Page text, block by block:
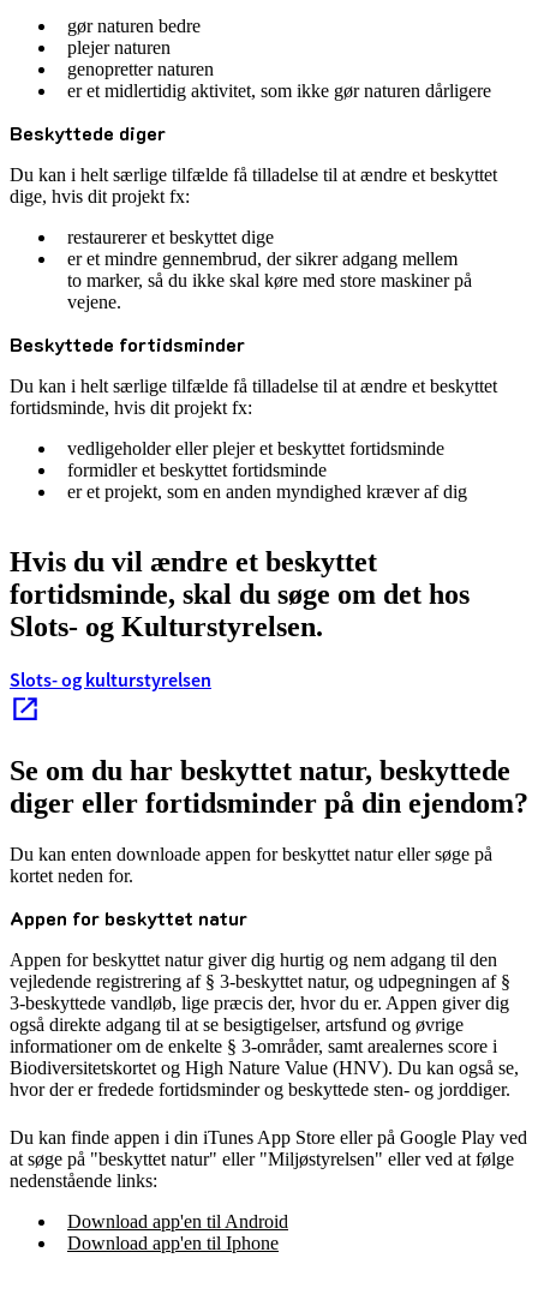
gør naturen bedre
plejer naturen
genopretter naturen
er et midlertidig aktivitet, som ikke gør naturen dårligere
Beskyttede diger
Du kan i helt særlige tilfælde få tilladelse til at ændre et beskyttet
dige, hvis dit projekt fx:
restaurerer et beskyttet dige
er et mindre gennembrud, der sikrer adgang mellem
to marker, så du ikke skal køre med store maskiner på
vejene.
Beskyttede fortidsminder
Du kan i helt særlige tilfælde få tilladelse til at ændre et beskyttet
fortidsminde, hvis dit projekt fx:
vedligeholder eller plejer et beskyttet fortidsminde
formidler et beskyttet fortidsminde
er et projekt, som en anden myndighed kræver af dig
Hvis du vil ændre et beskyttet
fortidsminde, skal du søge om det hos
Slots- og Kulturstyrelsen.
Slots- og kulturstyrelsen
Se om du har beskyttet natur, beskyttede
diger eller fortidsminder på din ejendom?
Du kan enten downloade appen for beskyttet natur eller søge på
kortet neden for.
Appen for beskyttet natur
Appen for beskyttet natur giver dig hurtig og nem adgang til den
vejledende registrering af § 3-beskyttet natur, og udpegningen af §
3-beskyttede vandløb, lige præcis der, hvor du er. Appen giver dig
også direkte adgang til at se besigtigelser, artsfund og øvrige
informationer om de enkelte § 3-områder, samt arealernes score i
Biodiversitetskortet og High Nature Value (HNV). Du kan også se,
hvor der er fredede fortidsminder og beskyttede sten- og jorddiger.
Du kan finde appen i din iTunes App Store eller på Google Play ved
at søge på "beskyttet natur" eller "Miljøstyrelsen" eller ved at følge
nedenstående links:
Download app'en til Android
Download app'en til Iphone